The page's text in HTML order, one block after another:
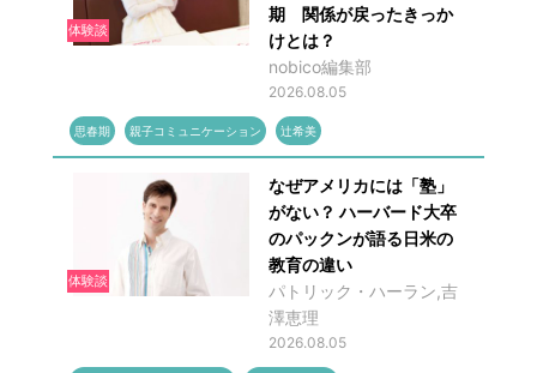
体験談
期 関係が戻ったきっか
けとは？
nobico編集部
2026.08.05
思春期 親子コミュニケーション 辻希美
体験談
なぜアメリカには「塾」
がない？ ハーバード大卒
のパックンが語る日米の
教育の違い
パトリック・ハーラン,吉
澤恵理
2026.08.05